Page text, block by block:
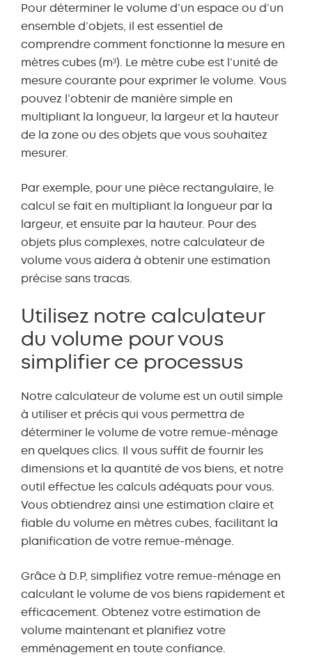
- + - +
Folding Bed Headboard / Bed head
- + - +
Mattress Double
- +
Mattress King
- +
- + -
Pour déterminer le volume d’un espace ou d’un
ensemble d’objets, il est essentiel de
comprendre comment fonctionne la mesure en
mètres cubes (m³). Le mètre cube est l’unité de
mesure courante pour exprimer le volume. Vous
pouvez l’obtenir de manière simple en
multipliant la longueur, la largeur et la hauteur
de la zone ou des objets que vous souhaitez
mesurer.
Par exemple, pour une pièce rectangulaire, le
calcul se fait en multipliant la longueur par la
largeur, et ensuite par la hauteur. Pour des
objets plus complexes, notre calculateur de
volume vous aidera à obtenir une estimation
précise sans tracas.
Utilisez notre calculateur
du volume pour vous
simplifier ce processus
Notre calculateur de volume est un outil simple
à utiliser et précis qui vous permettra de
déterminer le volume de votre remue-ménage
en quelques clics. Il vous suffit de fournir les
dimensions et la quantité de vos biens, et notre
outil effectue les calculs adéquats pour vous.
Vous obtiendrez ainsi une estimation claire et
fiable du volume en mètres cubes, facilitant la
planification de votre remue-ménage.
Grâce à D.P, simplifiez votre remue-ménage en
calculant le volume de vos biens rapidement et
efficacement. Obtenez votre estimation de
volume maintenant et planifiez votre
emménagement en toute confiance.